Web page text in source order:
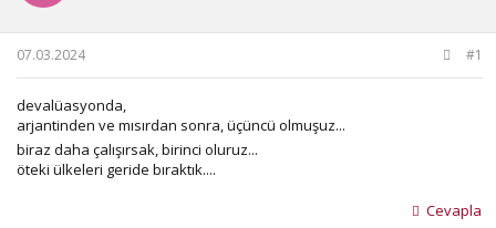
y
u
b
l
a
t
a
g
a
r
i
h
07.03.2024 #1
devalüasyonda,
arjantinden ve mısırdan sonra, üçüncü olmuşuz...
biraz daha çalışırsak, birinci oluruz...
öteki ülkeleri geride bıraktık....
Cevapla